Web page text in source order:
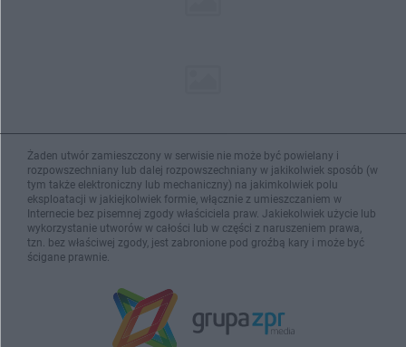
Żaden utwór zamieszczony w serwisie nie może być powielany i
rozpowszechniany lub dalej rozpowszechniany w jakikolwiek sposób (w
tym także elektroniczny lub mechaniczny) na jakimkolwiek polu
eksploatacji w jakiejkolwiek formie, włącznie z umieszczaniem w
Internecie bez pisemnej zgody właściciela praw. Jakiekolwiek użycie lub
wykorzystanie utworów w całości lub w części z naruszeniem prawa,
tzn. bez właściwej zgody, jest zabronione pod groźbą kary i może być
ścigane prawnie.